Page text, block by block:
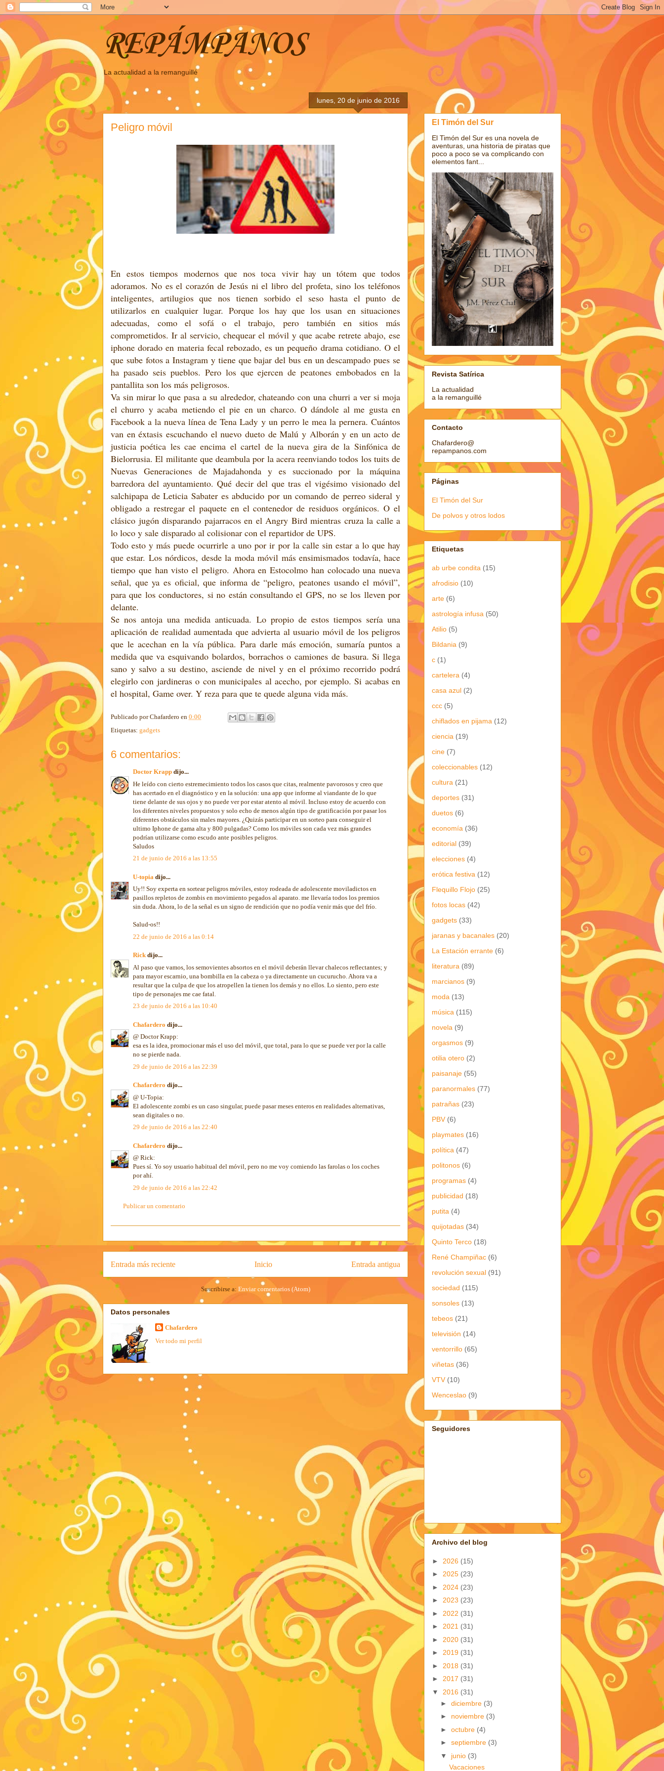
REPÁMPANOS
La actualidad a la remanguillé
lunes, 20 de junio de 2016
Peligro móvil
En estos tiempos modernos que nos toca vivir hay un tótem que todos
adoramos. No es el corazón de Jesús ni el libro del profeta, sino los teléfonos
inteligentes, artilugios que nos tienen sorbido el seso hasta el punto de
utilizarlos en cualquier lugar. Porque los hay que los usan en situaciones
adecuadas, como el sofá o el trabajo, pero también en sitios más
comprometidos. Ir al servicio, chequear el móvil y que acabe retrete abajo, ese
iphone dorado en materia fecal rebozado, es un pequeño drama cotidiano. O el
que sube fotos a Instagram y tiene que bajar del bus en un descampado pues se
ha pasado seis pueblos. Pero los que ejercen de peatones embobados en la
pantallita son los más peligrosos.
Va sin mirar lo que pasa a su alrededor, chateando con una churri a ver si moja
el churro y acaba metiendo el pie en un charco. O dándole al me gusta en
Facebook a la nueva línea de Tena Lady y un perro le mea la pernera. Cuántos
van en éxtasis escuchando el nuevo dueto de Malú y Alborán y en un acto de
justicia poética les cae encima el cartel de la nueva gira de la Sinfónica de
Bielorrusia. El militante que deambula por la acera reenviando todos los tuits de
Nuevas Generaciones de Majadahonda y es succionado por la máquina
barredora del ayuntamiento. Qué decir del que tras el vigésimo visionado del
salchipapa de Leticia Sabater es abducido por un comando de perreo sideral y
obligado a restregar el paquete en el contenedor de residuos orgánicos. O el
clásico jugón disparando pajarracos en el Angry Bird mientras cruza la calle a
lo loco y sale disparado al colisionar con el repartidor de UPS.
Todo esto y más puede ocurrirle a uno por ir por la calle sin estar a lo que hay
que estar. Los nórdicos, desde la moda móvil más ensimismados todavía, hace
tiempo que han visto el peligro. Ahora en Estocolmo han colocado una nueva
señal, que ya es oficial, que informa de “peligro, peatones usando el móvil”,
para que los conductores, si no están consultando el GPS, no se los lleven por
delante.
Se nos antoja una medida anticuada. Lo propio de estos tiempos sería una
aplicación de realidad aumentada que advierta al usuario móvil de los peligros
que le acechan en la vía pública. Para darle más emoción, sumaría puntos a
medida que va esquivando bolardos, borrachos o camiones de basura. Si llega
sano y salvo a su destino, asciende de nivel y en el próximo recorrido podrá
elegirlo con jardineras o con municipales al acecho, por ejemplo. Si acabas en
el hospital, Game over. Y reza para que te quede alguna vida más.
Publicado porChafardero en 0:00
Etiquetas: gadgets
6 comentarios:
Doctor Krapp dijo...
He leído con cierto estremecimiento todos los casos que citas, realmente pavorosos y creo que
has acertado en el diagnóstico y en la solución: una app que informe al viandante de lo que
tiene delante de sus ojos y no puede ver por estar atento al móvil. Incluso estoy de acuerdo con
los diferentes niveles propuestos y solo echo de menos algún tipo de gratificación por pasar los
diferentes obstáculos sin males mayores. ¿Quizás participar en un sorteo para conseguir el
ultimo Iphone de gama alta y 800 pulgadas? Como los móviles son cada vez más grandes
podrían utilizarse como escudo ante posibles peligros.
Saludos
21 de junio de 2016 a las 13:55
U-topia dijo...
Uy!! Soy experta en sortear peligros móviles, estoy rodeada de adolescente moviladictos en
pasillos repletos de zombis en movimiento pegados al aparato. me llevaría todos los premios
sin duda. Ahora, lo de la señal es un signo de rendición que no podía venir más que del frío.
Salud-os!!
22 de junio de 2016 a las 0:14
Rick dijo...
Al paso que vamos, los semovientes absortos en el móvil deberán llevar chalecos reflectantes; y
para mayor escarnio, una bombilla en la cabeza o ya directamente un cucurucho. Ahora va a
resultar que la culpa de que los atropellen la tienen los demás y no ellos. Lo siento, pero este
tipo de personajes me cae fatal.
23 de junio de 2016 a las 10:40
Chafardero dijo...
@ Doctor Krapp:
esa es la idea, promocionar más el uso del móvil, que total, para lo que se puede ver por la calle
no se pierde nada.
29 de junio de 2016 a las 22:39
Chafardero dijo...
@ U-Topia:
El adolescente zombi es un caso singular, puede pasar meses enteros en realidades alternativas,
sean digitales o no.
29 de junio de 2016 a las 22:40
Chafardero dijo...
@ Rick:
Pues sí. Yo soy usuario habitual del móvil, pero no me voy comiendo las farolas o los coches
por ahí.
29 de junio de 2016 a las 22:42
Publicar un comentario
Entrada más reciente Entrada antigua
Inicio
Suscribirse a: Enviar comentarios (Atom)
Datos personales
Chafardero
Ver todo mi perfil
El Timón del Sur
El Timón del Sur es una novela de
aventuras, una historia de piratas que
poco a poco se va complicando con
elementos fant...
Revista Satírica
La actualidad
a la remanguillé
Contacto
Chafardero@
repampanos.com
Páginas
El Timón del Sur
De polvos y otros lodos
Etiquetas
ab urbe condita (15)
afrodisio (10)
arte (6)
astrología infusa (50)
Atilio (5)
Bildania (9)
c (1)
cartelera (4)
casa azul (2)
ccc (5)
chiflados en pijama (12)
ciencia (19)
cine (7)
coleccionables (12)
cultura (21)
deportes (31)
duetos (6)
economía (36)
editorial (39)
elecciones (4)
erótica festiva (12)
Flequillo Flojo (25)
fotos locas (42)
gadgets (33)
jaranas y bacanales (20)
La Estación errante (6)
literatura (89)
marcianos (9)
moda (13)
música (115)
novela (9)
orgasmos (9)
otilia otero (2)
paisanaje (55)
paranormales (77)
patrañas (23)
PBV (6)
playmates (16)
política (47)
politonos (6)
programas (4)
publicidad (18)
putita (4)
quijotadas (34)
Quinto Terco (18)
René Champiñac (6)
revolución sexual (91)
sociedad (115)
sonsoles (13)
tebeos (21)
televisión (14)
ventorrillo (65)
viñetas (36)
VTV (10)
Wenceslao (9)
Seguidores
Archivo del blog
► 2026 (15)
► 2025 (23)
► 2024 (23)
► 2023 (23)
► 2022 (31)
► 2021 (31)
► 2020 (31)
► 2019 (31)
► 2018 (31)
► 2017 (31)
▼ 2016 (31)
► diciembre (3)
► noviembre (3)
► octubre (4)
► septiembre (3)
▼ junio (3)
Vacaciones